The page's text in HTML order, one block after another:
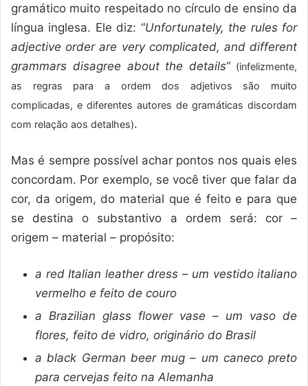
gramático muito respeitado no círculo de ensino da
língua inglesa. Ele diz: “Unfortunately, the rules for
adjective order are very complicated, and different
grammars disagree about the details“ (infelizmente,
as regras para a ordem dos adjetivos são muito
complicadas, e diferentes autores de gramáticas discordam
com relação aos detalhes).
Mas é sempre possível achar pontos nos quais eles
concordam. Por exemplo, se você tiver que falar da
cor, da origem, do material que é feito e para que
se destina o substantivo a ordem será: cor –
origem – material – propósito:
a red Italian leather dress – um vestido italiano
vermelho e feito de couro
a Brazilian glass flower vase – um vaso de
flores, feito de vidro, originário do Brasil
a black German beer mug – um caneco preto
para cervejas feito na Alemanha